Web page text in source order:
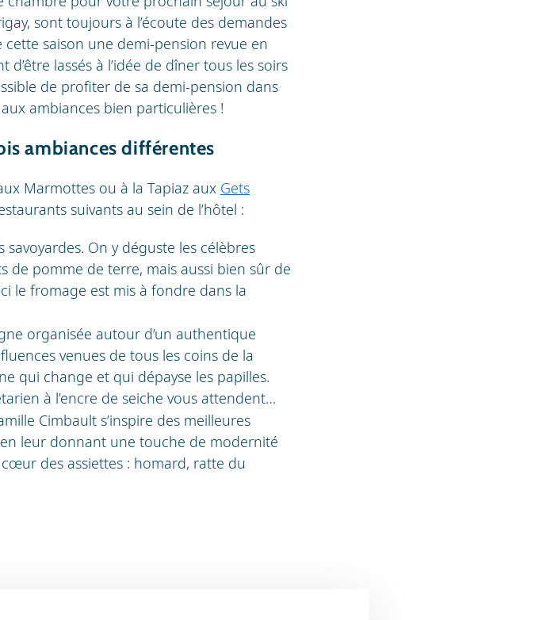
sont toujours à l’écoute des demandes
saison une demi-pension revue en
lassés à l’idée de dîner tous les soirs
de profiter de sa demi-pension dans
ambiances bien particulières !
ambiances différentes
Marmottes ou à la Tapiaz aux Gets
suivants au sein de l’hôtel :
On y déguste les célèbres
de pomme de terre, mais aussi bien sûr de
le fromage est mis à fondre dans la
organisée autour d’un authentique
venues de tous les coins de la
qui change et qui dépayse les papilles.
à l’encre de seiche vous attendent…
Cimbault s’inspire des meilleures
leur donnant une touche de modernité
des assiettes : homard, ratte du